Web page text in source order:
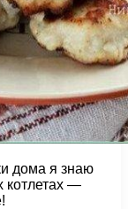
дома я знаю
котлетах —